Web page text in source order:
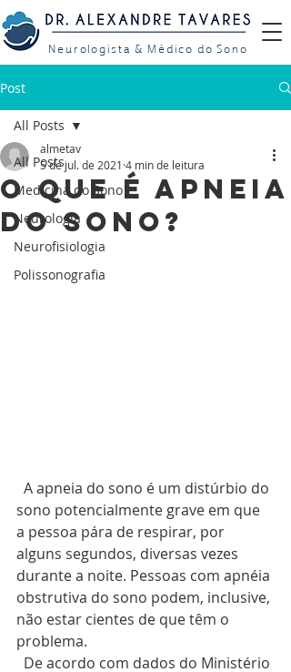
Neurologista & Médico do Sono
Post
All Posts
Medicina do Sono
Neurologia
Neurofisiologia
Polissonografia
All Posts
O que é apneia
do sono?
almetav
5 de jul. de 2021 4 min de leitura
sono potencialmente grave em que
a pessoa pára de respirar, por
alguns segundos, diversas vezes
durante a noite. Pessoas com apnéia
obstrutiva do sono podem, inclusive,
não estar cientes de que têm o
problema.